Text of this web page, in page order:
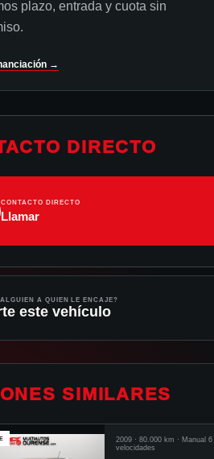
plazo, entrada y cuota sin
→
DIRECTO
CONTACTO DIRECTO
Llamar
A QUIEN LE ENCAJE?
este vehículo
SIMILARES
2009· 80.000km · Manual 6
velocidades